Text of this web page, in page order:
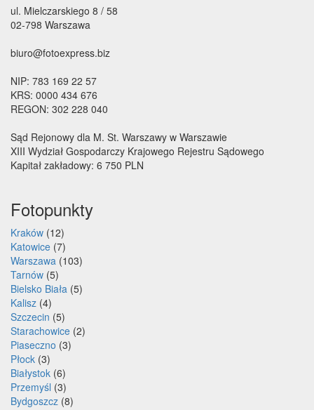
ul. Mielczarskiego 8 / 58
02-798 Warszawa
biuro@fotoexpress.biz
NIP: 783 169 22 57
KRS: 0000 434 676
REGON: 302 228 040
Sąd Rejonowy dla M. St. Warszawy w Warszawie
XIII Wydział Gospodarczy Krajowego Rejestru Sądowego
Kapitał zakładowy: 6 750 PLN
Fotopunkty
Kraków (12)
Katowice (7)
Warszawa (103)
Tarnów (5)
Bielsko Biała (5)
Kalisz (4)
Szczecin (5)
Starachowice (2)
Piaseczno (3)
Płock (3)
Białystok (6)
Przemyśl (3)
Bydgoszcz (8)